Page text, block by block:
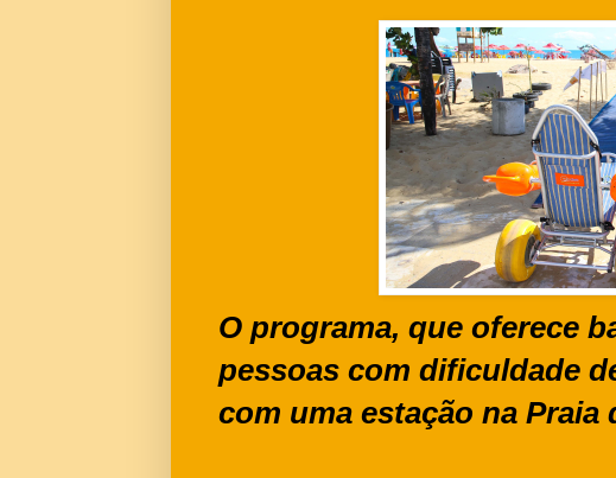
O programa, que oferece
pessoas com dificuldade
com uma estação na Praia